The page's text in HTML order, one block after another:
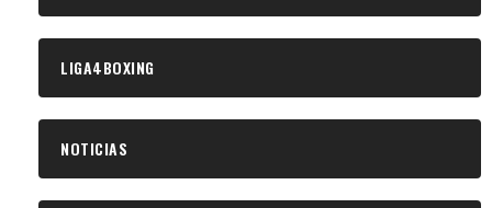
LIGA4BOXING
NOTICIAS